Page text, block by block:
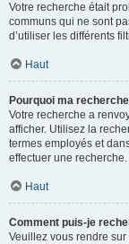
Votre recherche était
communs qui ne sont
d’utiliser les différents
Haut
Pourquoi ma
Votre recherche a
afficher. Utilisez la
termes employés et
effectuer une recherche.
Haut
Comment puis-je
Veuillez vous rendre